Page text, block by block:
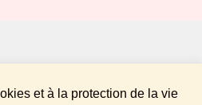
et à la protection de la vie